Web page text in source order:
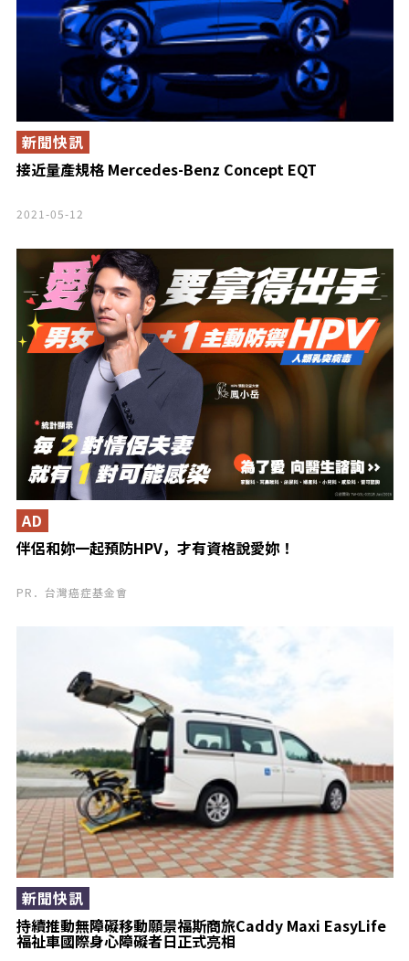
接近量產規格 Mercedes-Benz Concept EQT
新聞快訊
2021-05-12
伴侶和妳一起預防HPV，才有資格說愛妳！
AD
PR．台灣癌症基金會
持續推動無障礙移動願景福斯商旅Caddy Maxi EasyLife
福祉車國際身心障礙者日正式亮相
新聞快訊